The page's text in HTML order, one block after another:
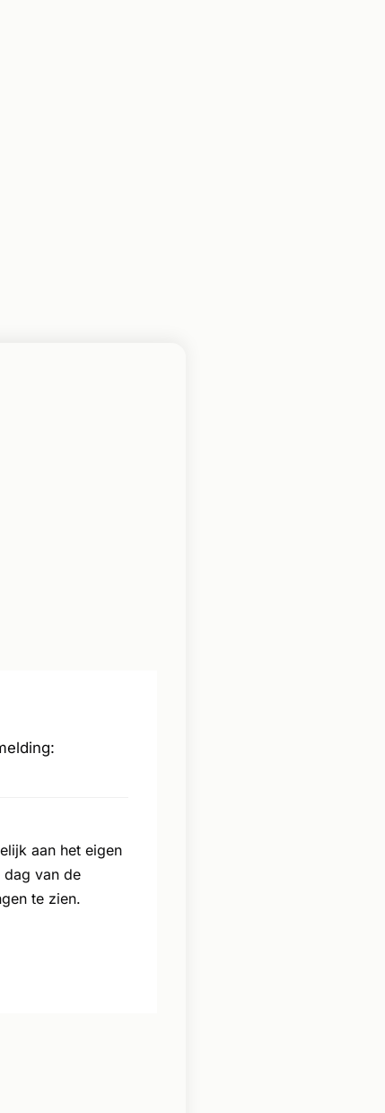
aan het eigen
dag van de
te zien.